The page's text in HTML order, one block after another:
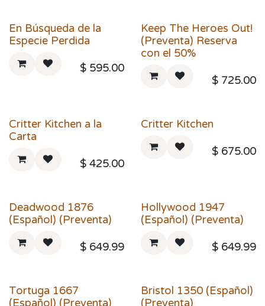
En Búsqueda de la
Especie Perdida
$ 595.00
Keep The Heroes Out!
(Preventa) Reserva
con el 50%
$ 725.00
Critter Kitchen a la
Carta
$ 425.00
Critter Kitchen
$ 675.00
Deadwood 1876
(Español) (Preventa)
$ 649.99
Hollywood 1947
(Español) (Preventa)
$ 649.99
Tortuga 1667
(Español) (Preventa)
Bristol 1350 (Español)
(Preventa)